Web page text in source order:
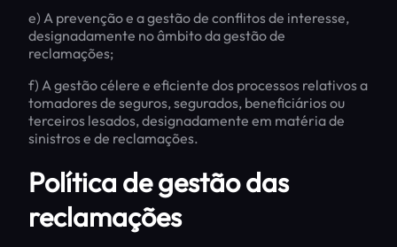
e) A prevenção e a gestão de conflitos de interesse,
designadamente no âmbito da gestão de
reclamações;
f) A gestão célere e eficiente dos processos relativos a
tomadores de seguros, segurados, beneficiários ou
terceiros lesados, designadamente em matéria de
sinistros e de reclamações.
Política de gestão das
reclamações